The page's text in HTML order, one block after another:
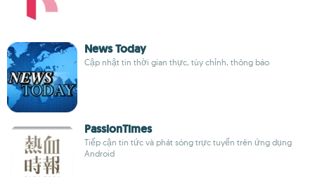
News Today
Cập nhật tin thời gian thực, tùy chỉnh, thông báo
PassionTimes
Tiếp cận tin tức và phát sóng trực tuyến trên ứng dụng
Android